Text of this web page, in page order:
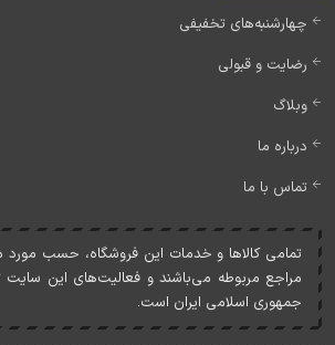
چهارشنبه‌های تخفیفی
رضایت و قبولی
وبلاگ
درباره ما
تماس با ما
تمامی کالاها و خدمات اين فروشگاه، حسب مورد
مراجع مربوطه می‌باشند و فعاليت‌های اين سايت
جمهوری اسلامی ايران است.